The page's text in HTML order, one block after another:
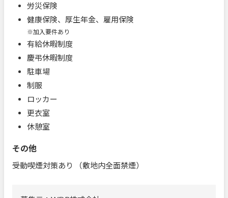
労災保険
健康保険、厚生年金、雇用保険
※加入要件あり
有給休暇制度
慶弔休暇制度
駐車場
制服
ロッカー
更衣室
休憩室
その他
受動喫煙対策あり （敷地内全面禁煙）